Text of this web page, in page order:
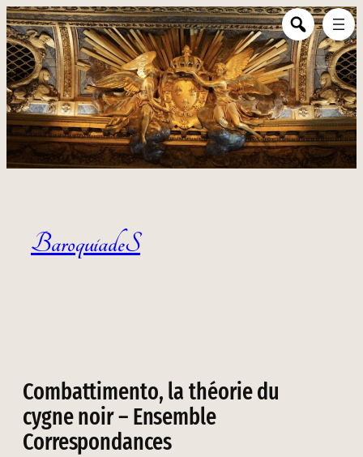
Aller au contenu
BaroquiadeS
Combattimento, la théorie du
cygne noir – Ensemble
Correspondances